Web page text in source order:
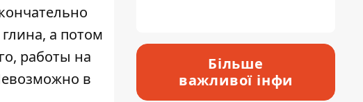
а потом
работы на
в
Більше
важливої інфи